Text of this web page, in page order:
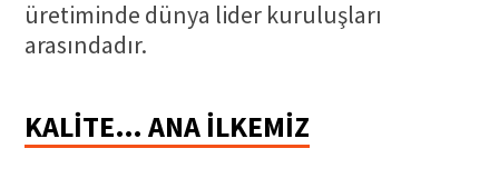
News
About us
üretiminde dünya lider kuruluşları
arasındadır.
KALITE… ANA ILKEMIZ